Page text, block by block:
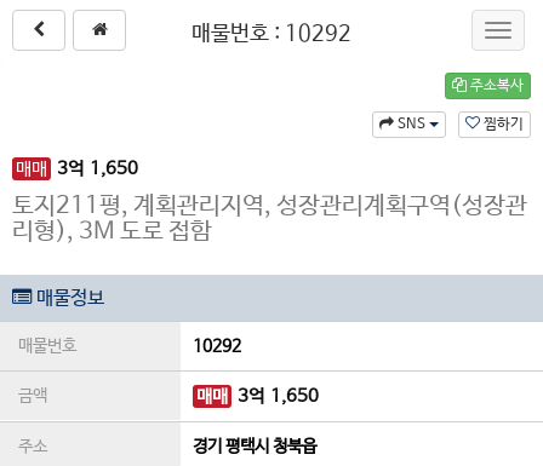
매물번호 : 10292
주소복사
찜하기
SNS
매매 3억 1,650
토지211평, 계획관리지역, 성장관리계획구역(성장관
리형), 3M 도로 접함
매물정보
매물번호 10292
금액 매매 3억 1,650
주소 경기 평택시 청북읍